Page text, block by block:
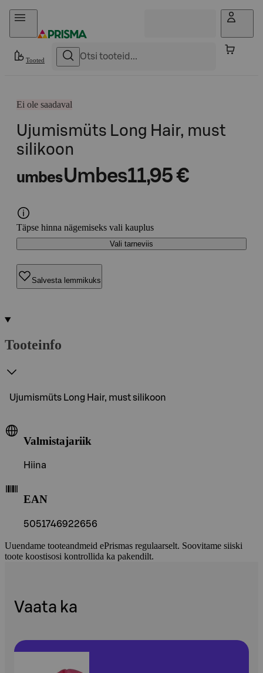
Otse sisu juurde
Tooted
Ei ole saadaval
Ujumismüts Long Hair, must
silikoon
umbesUmbes11,95 €
Täpse hinna nägemiseks vali kauplus
Vali tarneviis
Salvesta lemmikuks
Tooteinfo
Ujumismüts Long Hair, must silikoon
Valmistajariik
Hiina
EAN
5051746922656
Uuendame tooteandmeid ePrismas regulaarselt. Soovitame siiski
toote koostisosi kontrollida ka pakendilt.
Vaata ka